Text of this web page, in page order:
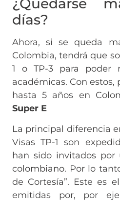
¿Quedarse
días?
Ahora, si se queda
Colombia, tendrá que
1 o TP-3 para poder
académicas. Con
hasta 5 años en
Super E
La principal diferencia
Visas TP-1 son
han sido invitados por
colombiano. Por lo
de Cortesía”. Este es
emitidas por, por